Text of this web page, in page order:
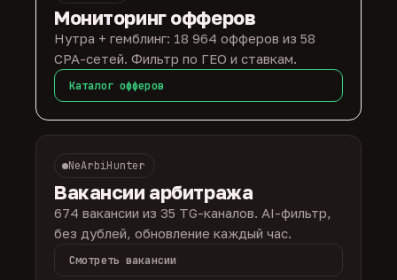
Мониторинг офферов
Нутра + гемблинг: 18 964 офферов из 58
CPA-сетей. Фильтр по ГЕО и ставкам.
Каталог офферов
NeArbiHunter
Вакансии арбитража
674 вакансии из 35 TG-каналов. AI-фильтр,
без дублей, обновление каждый час.
Смотреть вакансии